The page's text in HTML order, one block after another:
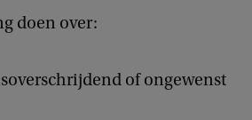
doen over:
of ongewenst